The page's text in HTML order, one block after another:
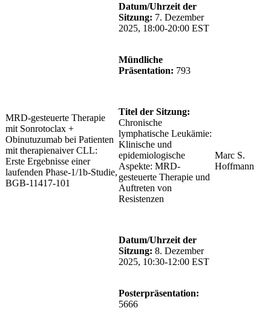
Datum/Uhrzeit der
Sitzung: 7. Dezember
2025, 18:00-20:00 EST
MRD-gesteuerte Therapie
mit Sonrotoclax +
Obinutuzumab bei Patienten
mit therapienaiver CLL:
Erste Ergebnisse einer
laufenden Phase-1/1b-Studie,
BGB-11417-101
Mündliche
Präsentation: 793
Titel der Sitzung:
Chronische
lymphatische Leukämie:
Klinische und
epidemiologische
Aspekte: MRD-
gesteuerte Therapie und
Auftreten von
Resistenzen
Datum/Uhrzeit der
Sitzung: 8. Dezember
2025, 10:30-12:00 EST
Marc S.
Hoffmann
Posterpräsentation:
5666